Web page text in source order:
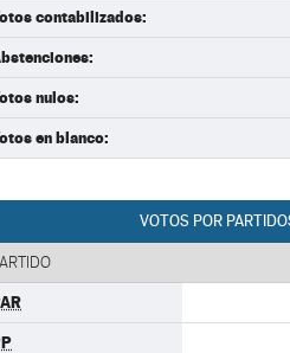
contabilizados:
nulos:
en blanco:
VOTOS POR